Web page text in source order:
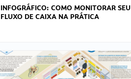
INFOGRÁFICO: COMO MONITORAR SEU
FLUXO DE CAIXA NA PRÁTICA